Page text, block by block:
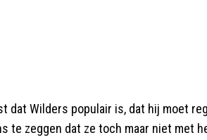
Wilders populair is, dat hij moet
te zeggen dat ze toch maar niet met